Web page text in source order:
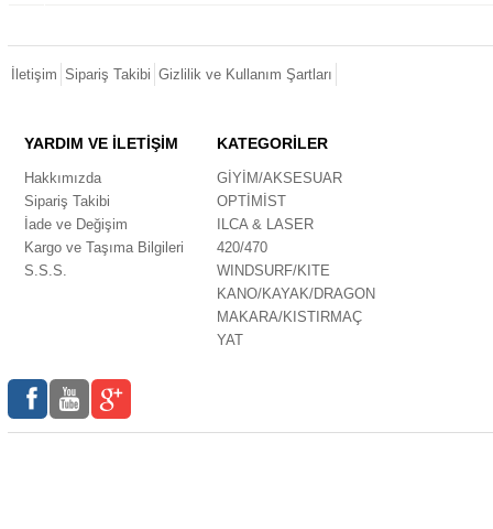
İletişim Sipariş Takibi Gizlilik ve Kullanım Şartları
YARDIM VE İLETİŞİM
Hakkımızda
Sipariş Takibi
İade ve Değişim
Kargo ve Taşıma Bilgileri
S.S.S.
KATEGORİLER
GİYİM/AKSESUAR
OPTİMİST
ILCA & LASER
420/470
WINDSURF/KITE
KANO/KAYAK/DRAGON
MAKARA/KISTIRMAÇ
YAT